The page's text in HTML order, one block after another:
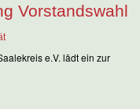
Vorstandswahl
e.V. lädt ein zur